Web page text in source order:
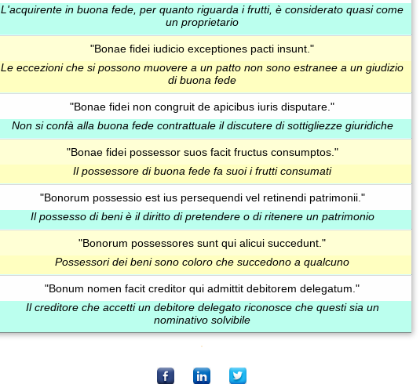
L'acquirente in buona fede, per quanto riguarda i frutti, è considerato quasi come
un proprietario
"Bonae fidei iudicio exceptiones pacti insunt."
Le eccezioni che si possono muovere a un patto non sono estranee a un giudizio
di buona fede
"Bonae fidei non congruit de apicibus iuris disputare."
Non si confà alla buona fede contrattuale il discutere di sottigliezze giuridiche
"Bonae fidei possessor suos facit fructus consumptos."
Il possessore di buona fede fa suoi i frutti consumati
"Bonorum possessio est ius persequendi vel retinendi patrimonii."
Il possesso di beni è il diritto di pretendere o di ritenere un patrimonio
"Bonorum possessores sunt qui alicui succedunt."
Possessori dei beni sono coloro che succedono a qualcuno
"Bonum nomen facit creditor qui admittit debitorem delegatum."
Il creditore che accetti un debitore delegato riconosce che questi sia un
nominativo solvibile